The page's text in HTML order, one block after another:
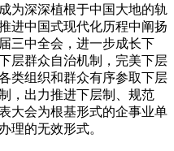
为深深植根于中国大地的轨
进中国式现代化历程中阐扬
三中全会，进一步成长下
层群众自治机制，完美下层
类组织和群众有序参取下层
，出力推进下层制、规范
大会为根基形式的企事业单
理的无效形式。